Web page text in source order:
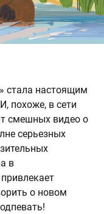
стала настоящим
похоже, в сети
смешных видео о
серьезных
в
о новом